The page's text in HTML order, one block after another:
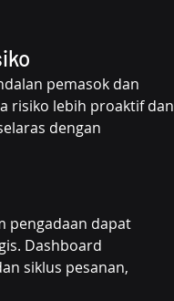
pemasok dan
risiko lebih proaktif dan
dengan
pengadaan dapat
Dashboard
siklus pesanan,